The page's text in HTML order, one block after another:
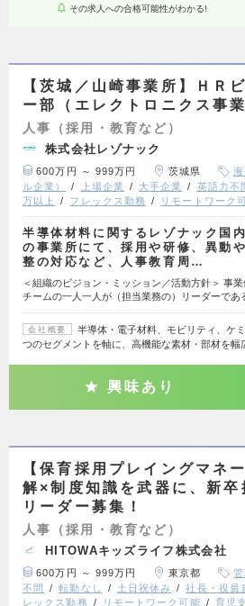
その求人への合格可能性がわかる!
【茨城／山崎事業所】ＨＲ
ー部（エレクトロニクス事
人事（採用・教育など）
株式会社レゾナック
600万円 ～ 999万円 茨城県
ル企業）
上場企業 大手企業 英語力不
万以上
フレックス勤務 リモートワーク
半導体材料に関するレゾナック国
の事業所にて、採用や研修、異動
整の対応など、人事教育周…
＜組織のビジョン・ミッション／活動方針＞ 事
チームの一人一人が（担当業務の）リーダーであ
会社概要
半導体・電子材料、モビリティ、ケ
つのセグメントを軸に、高機能な素材・部材を幅
興味あり
【保育採用プレイングマネ
解×制度知識を武器に、新卒
リーダー募集！
人事（採用・教育など）
HITOWAキッズライフ株式会社
600万円 ～ 999万円 東京都
不問
転勤なし 土日祝休み 社長・役員
レックス勤務
リモートワーク可能 育児